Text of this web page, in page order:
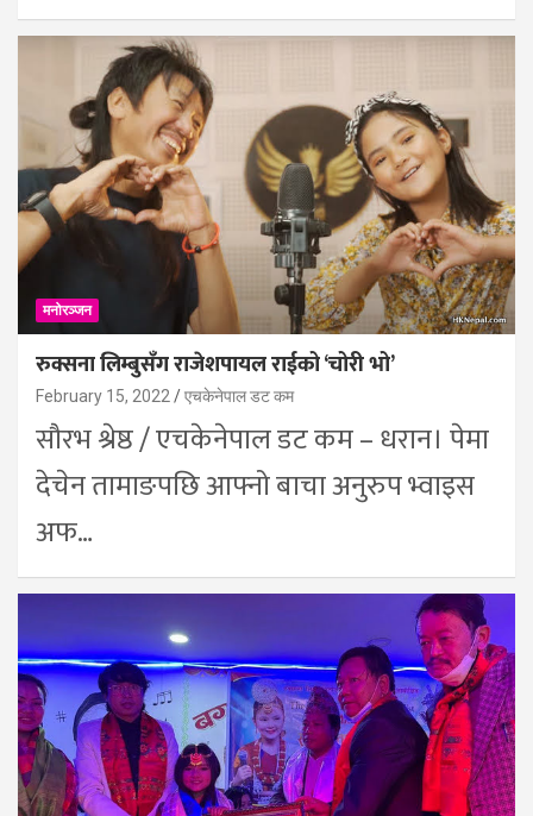
मनोरञ्जन
रुक्सना लिम्बुसँग राजेशपायल राईको ‘चोरी भो’
February 15, 2022 एचकेनेपाल डट कम
सौरभ श्रेष्ठ / एचकेनेपाल डट कम – धरान। पेमा
देचेन तामाङपछि आफ्नो बाचा अनुरुप भ्वाइस
अफ…